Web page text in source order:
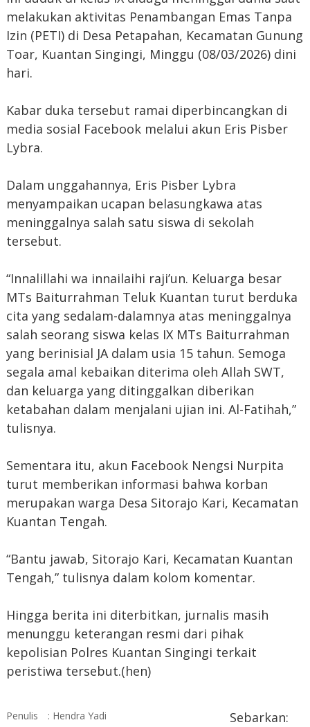
melakukan aktivitas Penambangan Emas Tanpa
Izin (PETI) di Desa Petapahan, Kecamatan Gunung
Toar, Kuantan Singingi, Minggu (08/03/2026) dini
hari.
Kabar duka tersebut ramai diperbincangkan di
media sosial Facebook melalui akun Eris Pisber
Lybra.
Dalam unggahannya, Eris Pisber Lybra
menyampaikan ucapan belasungkawa atas
meninggalnya salah satu siswa di sekolah
tersebut.
“Innalillahi wa innailaihi raji’un. Keluarga besar
MTs Baiturrahman Teluk Kuantan turut berduka
cita yang sedalam-dalamnya atas meninggalnya
salah seorang siswa kelas IX MTs Baiturrahman
yang berinisial JA dalam usia 15 tahun. Semoga
segala amal kebaikan diterima oleh Allah SWT,
dan keluarga yang ditinggalkan diberikan
ketabahan dalam menjalani ujian ini. Al-Fatihah,”
tulisnya.
Sementara itu, akun Facebook Nengsi Nurpita
turut memberikan informasi bahwa korban
merupakan warga Desa Sitorajo Kari, Kecamatan
Kuantan Tengah.
“Bantu jawab, Sitorajo Kari, Kecamatan Kuantan
Tengah,” tulisnya dalam kolom komentar.
Hingga berita ini diterbitkan, jurnalis masih
menunggu keterangan resmi dari pihak
kepolisian Polres Kuantan Singingi terkait
peristiwa tersebut.(hen)
Penulis : Hendra Yadi Sebarkan: